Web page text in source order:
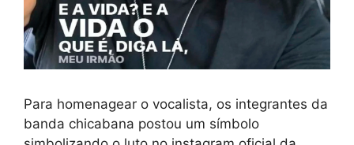
Para homenagear o vocalista, os integrantes da
banda chicabana postou um símbolo